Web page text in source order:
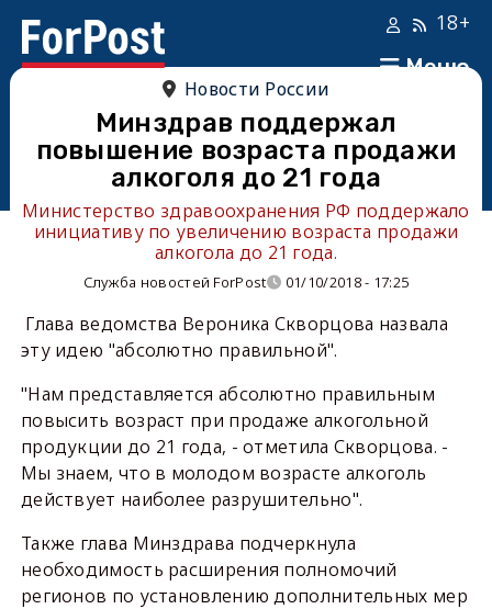
Меню
18+
Новости России
Минздрав поддержал
повышение возраста продажи
алкоголя до 21 года
Министерство здравоохранения РФ поддержало
инициативу по увеличению возраста продажи
алкогола до 21 года.
Служба новостей ForPost 01/10/2018 - 17:25
Глава ведомства Вероника Скворцова назвала
эту идею "абсолютно правильной".
"Нам представляется абсолютно правильным
повысить возраст при продаже алкогольной
продукции до 21 года, - отметила Скворцова. -
Мы знаем, что в молодом возрасте алкоголь
действует наиболее разрушительно".
Также глава Минздрава подчеркнула
необходимость расширения полномочий
регионов по установлению дополнительных мер